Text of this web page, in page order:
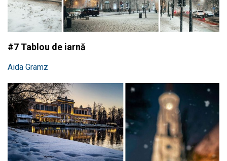
#7 Tablou de iarnă
Aida Gramz